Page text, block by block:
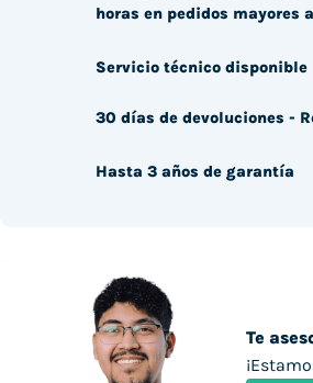
Te
horas en pedidos mayores
Servicio técnico disponible
30 días de devoluciones -
Hasta 3 años de garantía